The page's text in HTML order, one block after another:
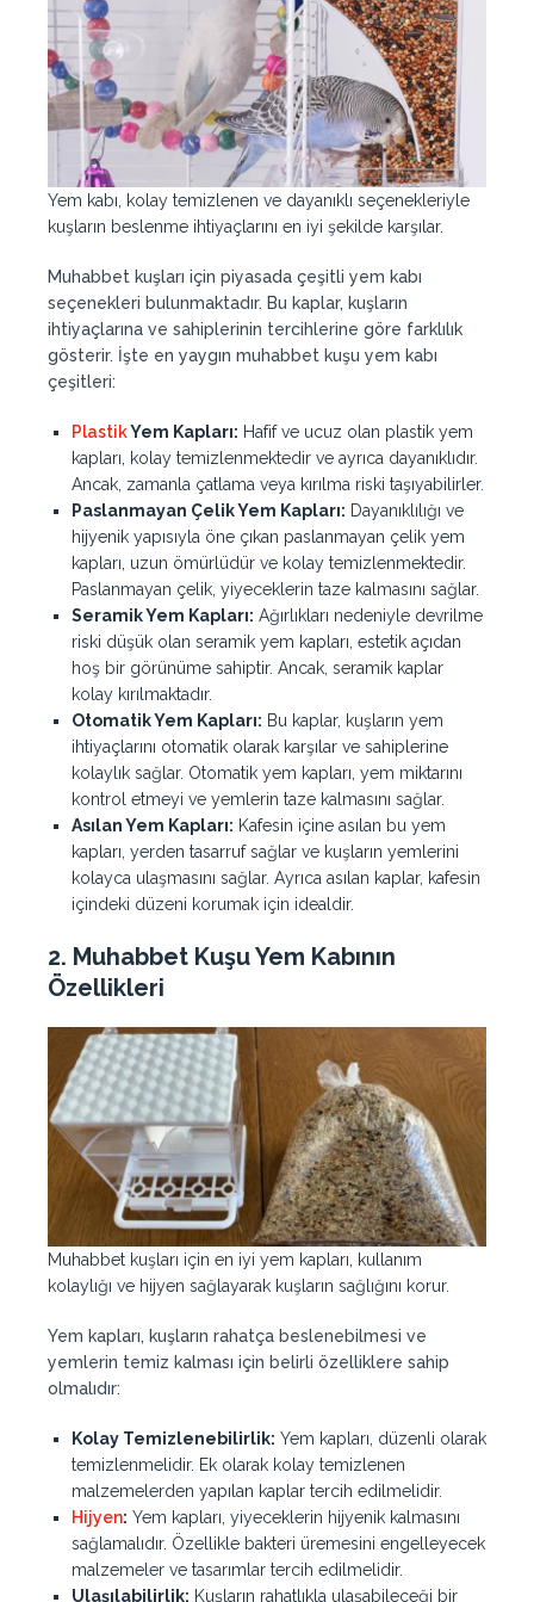
Yem kabı, kolay temizlenen ve dayanıklı seçenekleriyle
kuşların beslenme ihtiyaçlarını en iyi şekilde karşılar.
Muhabbet kuşları için piyasada çeşitli yem kabı
seçenekleri bulunmaktadır. Bu kaplar, kuşların
ihtiyaçlarına ve sahiplerinin tercihlerine göre farklılık
gösterir. İşte en yaygın muhabbet kuşu yem kabı
çeşitleri:
PlastikYem Kapları: Hafif ve ucuz olan plastik yem
kapları, kolay temizlenmektedir ve ayrıca dayanıklıdır.
Ancak, zamanla çatlama veya kırılma riski taşıyabilirler.
Paslanmayan Çelik Yem Kapları: Dayanıklılığı ve
hijyenik yapısıyla öne çıkan paslanmayan çelik yem
kapları, uzun ömürlüdür ve kolay temizlenmektedir.
Paslanmayan çelik, yiyeceklerin taze kalmasını sağlar.
Seramik Yem Kapları: Ağırlıkları nedeniyle devrilme
riski düşük olan seramik yem kapları, estetik açıdan
hoş bir görünüme sahiptir. Ancak, seramik kaplar
kolay kırılmaktadır.
Otomatik Yem Kapları: Bu kaplar, kuşların yem
ihtiyaçlarını otomatik olarak karşılar ve sahiplerine
kolaylık sağlar. Otomatik yem kapları, yem miktarını
kontrol etmeyi ve yemlerin taze kalmasını sağlar.
Asılan Yem Kapları: Kafesin içine asılan bu yem
kapları, yerden tasarruf sağlar ve kuşların yemlerini
kolayca ulaşmasını sağlar. Ayrıca asılan kaplar, kafesin
içindeki düzeni korumak için idealdir.
2. Muhabbet Kuşu Yem Kabının
Özellikleri
Muhabbet kuşları için en iyi yem kapları, kullanım
kolaylığı ve hijyen sağlayarak kuşların sağlığını korur.
Yem kapları, kuşların rahatça beslenebilmesi ve
yemlerin temiz kalması için belirli özelliklere sahip
olmalıdır:
Kolay Temizlenebilirlik: Yem kapları, düzenli olarak
temizlenmelidir. Ek olarak kolay temizlenen
malzemelerden yapılan kaplar tercih edilmelidir.
Hijyen: Yem kapları, yiyeceklerin hijyenik kalmasını
sağlamalıdır. Özellikle bakteri üremesini engelleyecek
malzemeler ve tasarımlar tercih edilmelidir.
Ulaşılabilirlik: Kuşların rahatlıkla ulaşabileceği bir